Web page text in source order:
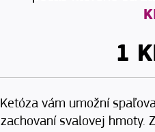
1
Ketóza vám umožní
zachovaní svalovej hmoty.